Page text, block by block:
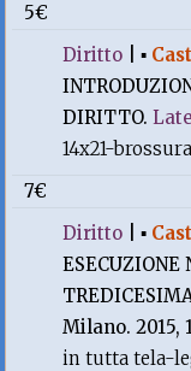
5€
Diritto |▪
DIRITTO.
14x21-
7€
Diritto |▪
ESECUZIONE
Milano. 2015,
in tutta tela-